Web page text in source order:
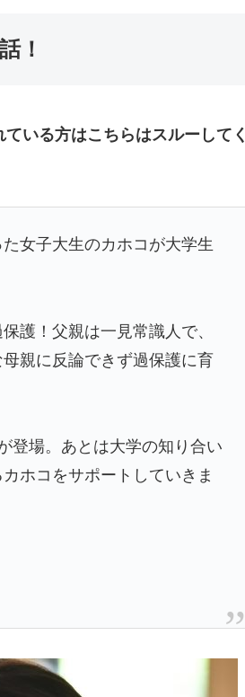
！
いる方はこちらはスルーしてく
女子大生のカホコが大学生
護！父親は一見常識人で、
親に反論できず過保護に育
登場。あとは大学の知り合い
ホコをサポートしていきま